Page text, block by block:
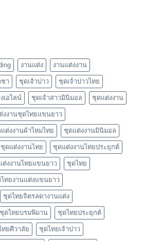
งานแต่ง งานแต่งงาน
า ชุดเจ้าบ่าว ชุดเจ้าบ่าวไทย
เอไลน์ ชุดเจ้าสาวมินิมอล ชุดแต่งงาน
งงานชุดไทยแขนยาว
ต่งงานผ้าไหมไทย ชุดแต่งงานมินิมอล
ชุดแต่งงานไทย ชุดแต่งงานไทยประยุกต์
ต่งงานไทยแขนยาว ชุดไทย
ทยงานแต่งแขนยาว
ชุดไทยจิตรลดางานแต่ง
ชุดไทยบรมพิมาน ชุดไทยประยุกต์
ทยศิวาลัย ชุดไทยเจ้าบ่าว